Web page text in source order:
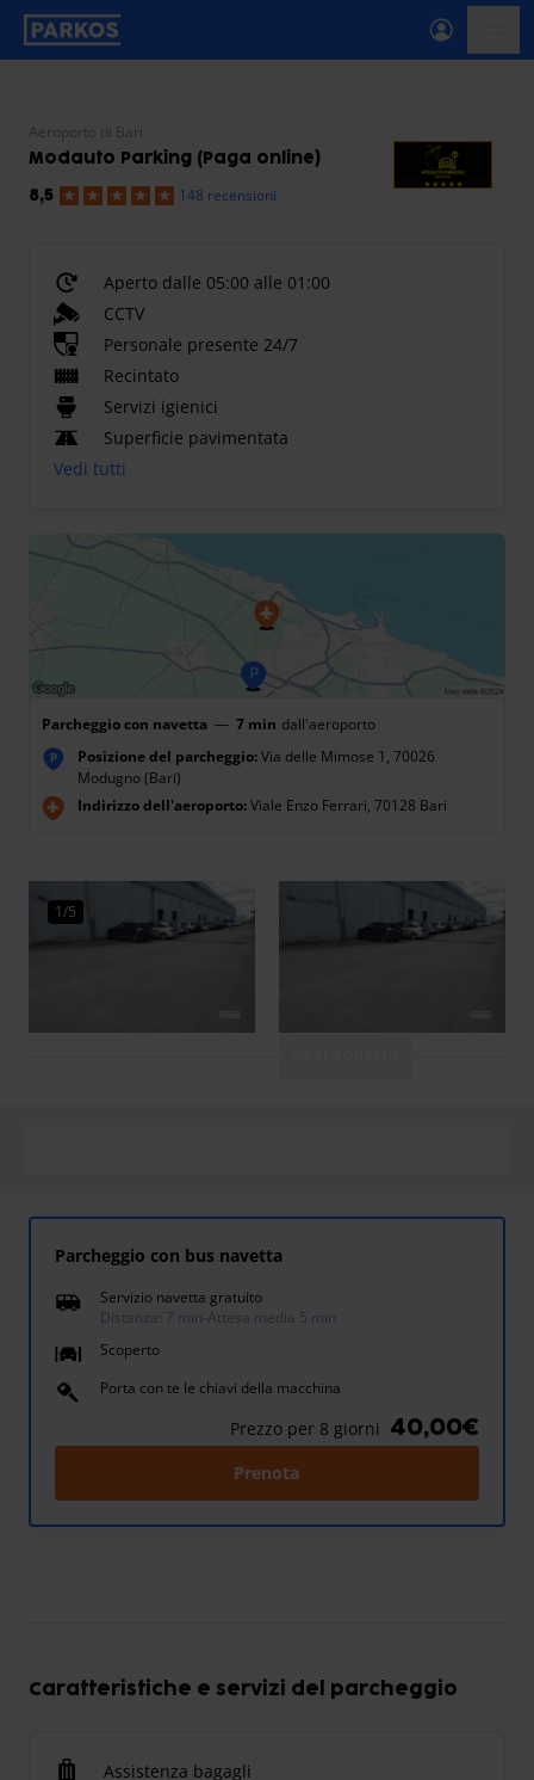
etichetta-navigazione-principale
Aeroporto di Bari
Modauto Parking (Paga online)
8,5 148 recensioni
Aperto dalle 05:00 alle 01:00
CCTV
Personale presente 24/7
Recintato
Servizi igienici
Superficie pavimentata
Vedi tutti
Parcheggio con navetta — 7 min dall'aeroporto
P Posizione del parcheggio:Via delle Mimose 1, 70026
Modugno (Bari)
Indirizzo dell'aeroporto:Viale Enzo Ferrari, 70128 Bari
1/5
Parcheggio con bus navetta
Servizio navetta gratuito
Distanza: 7 min
Attesa media 5 min
Scoperto
Porta con te le chiavi della macchina
Prezzo per 8 giorni 40,00€
Prenota
Caratteristiche e servizi del parcheggio
Assistenza bagagli